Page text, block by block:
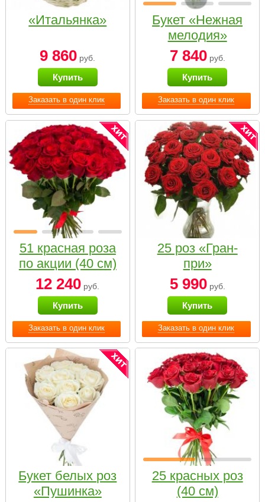
Заказать в один клик
«Итальянка»
9 860 руб.
Купить
Заказать в один клик
Букет «Нежная
мелодия»
7 840руб.
Купить
Заказать в один клик
51 красная роза
по акции (40 см)
12 240 руб.
Купить
Заказать в один клик
25 роз «Гран-
при»
5 990руб.
Купить
Букет белых роз
«Пушинка»
25 красных роз
(40 см)